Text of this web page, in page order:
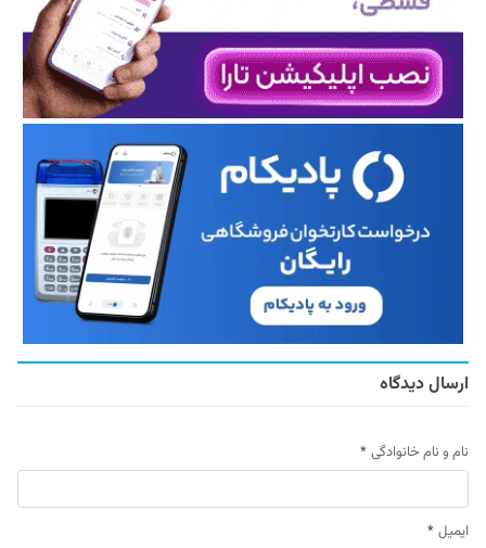
ارسال دیدگاه
نام و نام خانوادگی *
ایمیل *